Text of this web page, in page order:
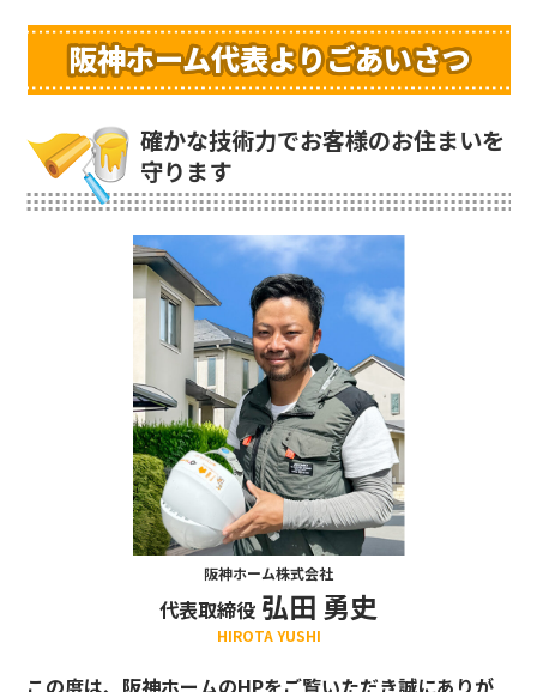
阪神ホーム代表よりごあいさつ
確かな技術力でお客様のお住まいを
守ります
阪神ホーム株式会社
代表取締役 弘田 勇史
HIROTA YUSHI